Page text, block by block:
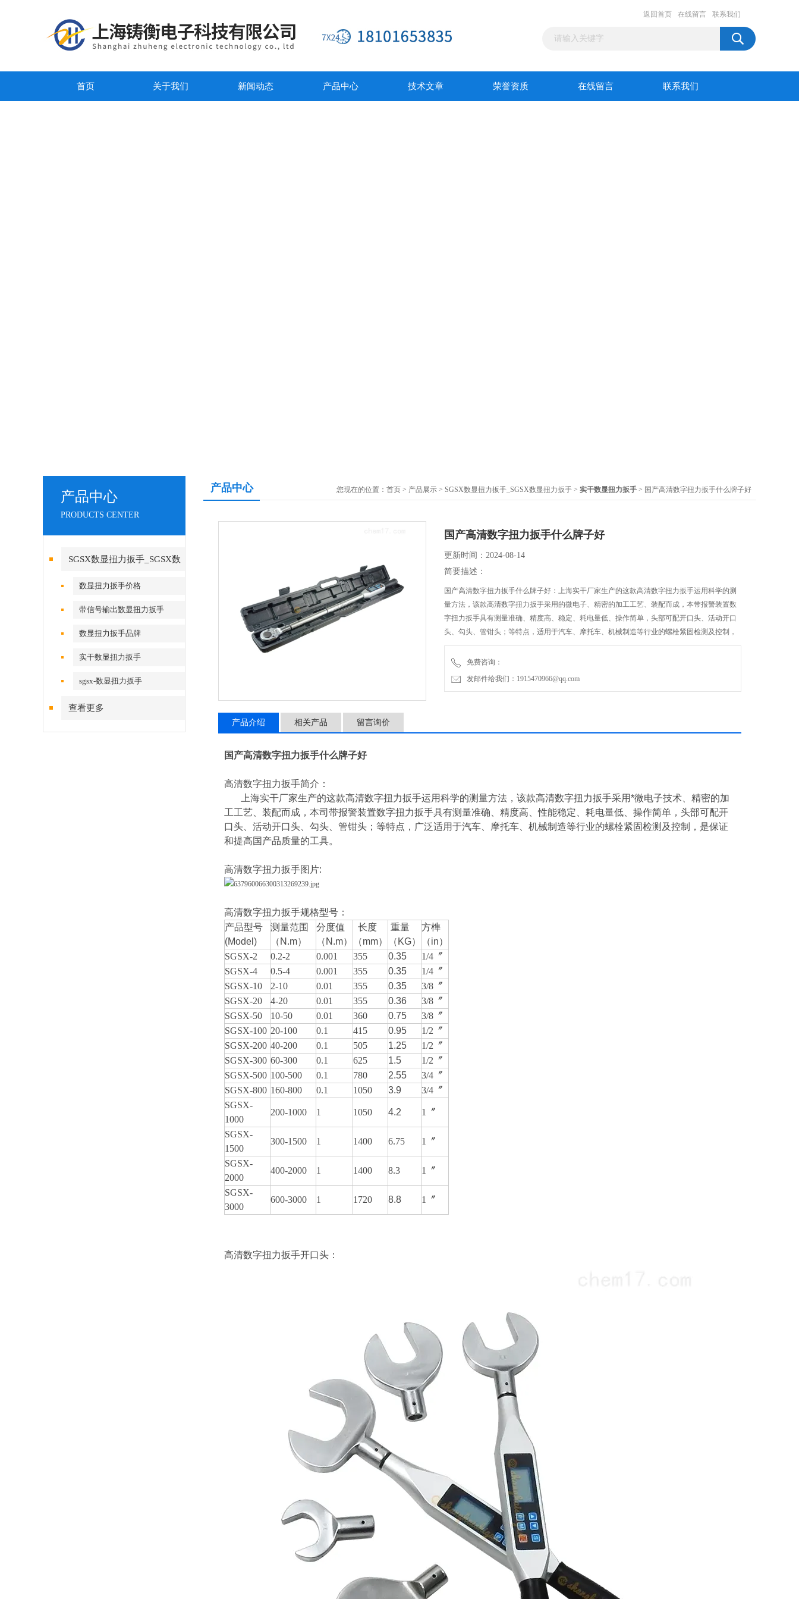
返回首页 在线留言 联系我们
首页 关于我们 新闻动态 产品中心 技术文章 荣誉资质 在线留言 联系我们
产品中心
PRODUCTS CENTER
SGSX数显扭力扳手_SGSX数
显扭力扳手
数显扭力扳手价格
带信号输出数显扭力扳手
数显扭力扳手品牌
实干数显扭力扳手
sgsx-数显扭力扳手
查看更多
产品中心 您现在的位置： 首页 > 产品展示 > SGSX数显扭力扳手_SGSX数显扭力扳手 > 实干数显扭力扳手 > 国产高清数字扭力扳手什么牌子好
国产高清数字扭力扳手什么牌子好
更新时间：2024-08-14
简要描述：
国产高清数字扭力扳手什么牌子好：上海实干厂家生产的这款高清数字扭力扳手运用科学的测
量方法，该款高清数字扭力扳手采用的微电子、精密的加工工艺、装配而成，本带报警装置数
字扭力扳手具有测量准确、精度高、稳定、耗电量低、操作简单，头部可配开口头、活动开口
头、勾头、管钳头；等特点，适用于汽车、摩托车、机械制造等行业的螺栓紧固检测及控制，
是和国产品质量的工具。
免费咨询：
发邮件给我们：1915470966@qq.com
产品介绍 相关产品 留言询价
国产高清数字扭力扳手什么牌子好
高清数字扭力扳手简介：
上海实干厂家生产的这款高清数字扭力扳手运用科学的测量方法， 该款高清数字扭力扳手采用*微电子技术、精密的加
工工艺、装配而成，本司 带报警装置数字扭力扳手具有测量准确、精度高、性能稳定、耗电量低、操作简单，头部可配开
口头、活动开口头、勾头、管钳头；等特点，广泛适用于汽车、摩托车、机械制造等行业的螺栓紧固检测及控制，是保证
和提高国产品质量的工具。
高清数字扭力扳手图片:
高清数字扭力扳手规格型号：
产品型号
(Model)
测量范围
（N.m）
分度值
（N.m）
长度
（mm）
重量
（KG）
方榫
（in）
SGSX-2
0.2-2 0.001 355 0.35
1/4〞
SGSX-4
0.5-4 0.001 355 0.35
1/4〞
SGSX-10
2-10 0.01 355 0.35
3/8〞
SGSX-20
4-20 0.01 355 0.36
3/8〞
SGSX-50
10-50 0.01 360 0.75
3/8〞
SGSX-100 20-100 0.1 415 0.95
1/2〞
SGSX-200 40-200 0.1 505 1.25
1/2〞
SGSX-300 60-300 0.1 625 1.5
1/2〞
SGSX-500 100-500 0.1 780 2.55
3/4〞
SGSX-800 160-800 0.1 1050 3.9
3/4〞
SGSX-
1000
200-1000 1 1050 4.2 1〞
SGSX-
1500
300-1500 1 1400 6.75 1〞
SGSX-
2000
400-2000 1 1400 8.3 1〞
SGSX-
3000
600-3000 1 1720 8.8 1〞
高清数字扭力扳手开口头：